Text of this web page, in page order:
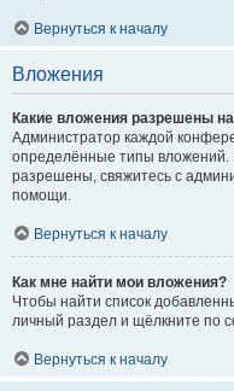
Вернуться к началу
Вложения
Какие вложения разрешены
Администратор каждой
определённые типы вложений.
разрешены, свяжитесь с
помощи.
Вернуться к началу
Как мне найти мои вложения?
Чтобы найти список
личный раздел и щёлкните по
Вернуться к началу